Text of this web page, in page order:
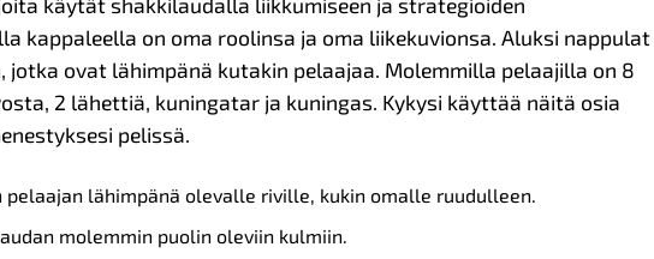
kappaleella on oma roolinsa ja oma liikekuvionsa. Aluksi nappulat
jotka ovat lähimpänä kutakin pelaajaa. Molemmilla pelaajilla on 8
2 lähettiä, kuningatar ja kuningas. Kykysi käyttää näitä osia
pelissä.
pelaajan lähimpänä olevalle riville, kukin omalle ruudulleen.
molemmin puolin oleviin kulmiin.